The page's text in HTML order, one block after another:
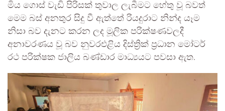
මිය ගොස් වැඩි පිරිසක් තුවාල ලැබීමට හේතු වූ බවත්
මෙම බස් අනතුර සිදු වී ඇත්තේ රියදුරාට නින්ද යෑම
නිසා බව දැනට කරන ලද මූලික පරික්ෂණවලදී
අනාවරණය වූ බව නුවරඑළිය දිස්ත්‍රික් ප්‍රධාන මෝටර්
රථ පරික්ෂක ජාලිය බණ්ඩාර මාධ්‍යයට පවසා ඇත.